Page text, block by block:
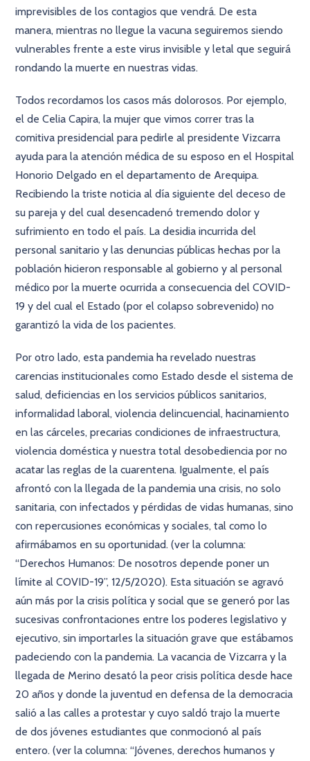
imprevisibles de los contagios que vendrá. De esta
manera, mientras no llegue la vacuna seguiremos siendo
vulnerables frente a este virus invisible y letal que seguirá
rondando la muerte en nuestras vidas.
Todos recordamos los casos más dolorosos. Por ejemplo,
el de Celia Capira, la mujer que vimos correr tras la
comitiva presidencial para pedirle al presidente Vizcarra
ayuda para la atención médica de su esposo en el Hospital
Honorio Delgado en el departamento de Arequipa.
Recibiendo la triste noticia al día siguiente del deceso de
su pareja y del cual desencadenó tremendo dolor y
sufrimiento en todo el país. La desidia incurrida del
personal sanitario y las denuncias públicas hechas por la
población hicieron responsable al gobierno y al personal
médico por la muerte ocurrida a consecuencia del COVID-
19 y del cual el Estado (por el colapso sobrevenido) no
garantizó la vida de los pacientes.
Por otro lado, esta pandemia ha revelado nuestras
carencias institucionales como Estado desde el sistema de
salud, deficiencias en los servicios públicos sanitarios,
informalidad laboral, violencia delincuencial, hacinamiento
en las cárceles, precarias condiciones de infraestructura,
violencia doméstica y nuestra total desobediencia por no
acatar las reglas de la cuarentena. Igualmente, el país
afrontó con la llegada de la pandemia una crisis, no solo
sanitaria, con infectados y pérdidas de vidas humanas, sino
con repercusiones económicas y sociales, tal como lo
afirmábamos en su oportunidad. (ver la columna:
“Derechos Humanos: De nosotros depende poner un
límite al COVID-19”, 12/5/2020). Esta situación se agravó
aún más por la crisis política y social que se generó por las
sucesivas confrontaciones entre los poderes legislativo y
ejecutivo, sin importarles la situación grave que estábamos
padeciendo con la pandemia. La vacancia de Vizcarra y la
llegada de Merino desató la peor crisis política desde hace
20 años y donde la juventud en defensa de la democracia
salió a las calles a protestar y cuyo saldó trajo la muerte
de dos jóvenes estudiantes que conmocionó al país
entero. (ver la columna: “Jóvenes, derechos humanos y